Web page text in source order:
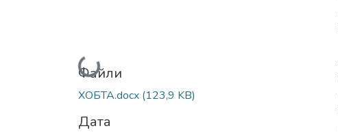
Вантажиться...
Файли
ХОБТА.docx (123,9 KB)
Дата